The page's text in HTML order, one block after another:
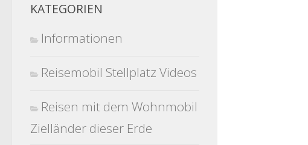
KATEGORIEN
Informationen
Reisemobil Stellplatz Videos
Reisen mit dem Wohnmobil
Zielländer dieser Erde